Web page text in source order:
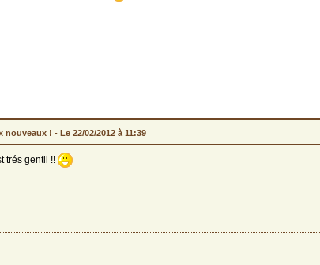
nouveaux ! - Le 22/02/2012 à 11:39
trés gentil !!